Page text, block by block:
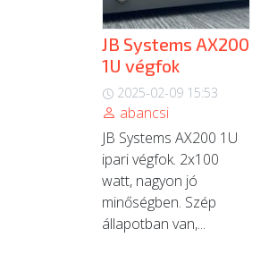
JB Systems AX200
1U végfok
2025-02-09 15:53
abancsi
JB Systems AX200 1U
ipari végfok. 2x100
watt, nagyon jó
minőségben. Szép
állapotban van,...